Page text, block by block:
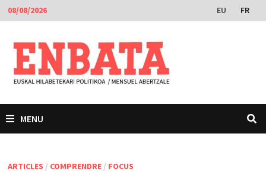
Passer
au
contenu
08/08/2026 EU FR
MENU
ARTICLES / COMPRENDRE/ FOCUS